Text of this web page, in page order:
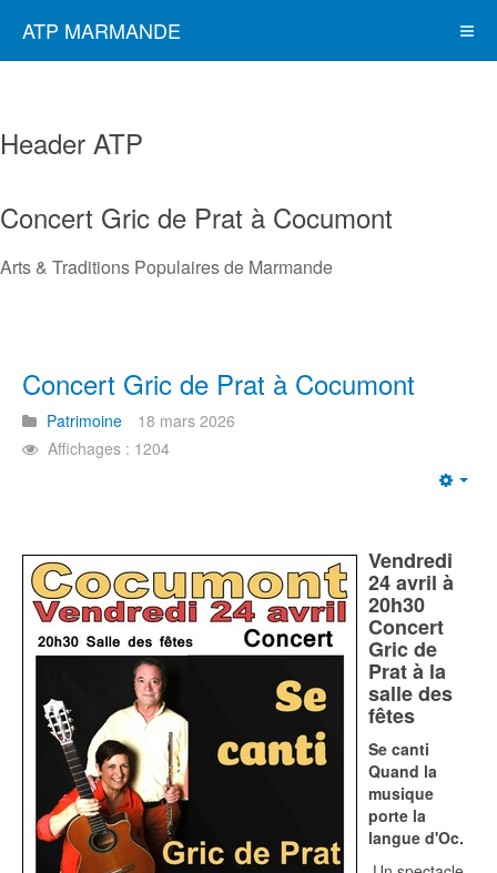
ATP MARMANDE
Header ATP
Concert Gric de Prat à Cocumont
Arts & Traditions Populaires de Marmande
Concert Gric de Prat à Cocumont
Patrimoine
18 mars 2026
Affichages : 1204
Vendredi
24 avril à
20h30
Concert
Gric de
Prat à la
salle des
fêtes
Se canti
Quand la
musique
porte la
langue d'Oc.